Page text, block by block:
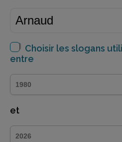
Choisir les slogans
entre
et